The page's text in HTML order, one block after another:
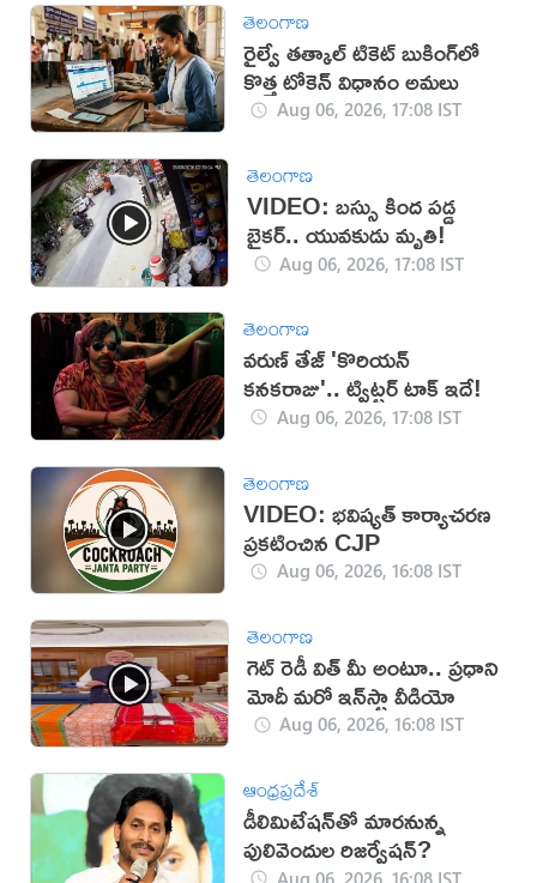
తెలంగాణ
రైల్వే తత్కాల్ టికెట్ బుకింగ్‌లో
కొత్త టోకెన్ విధానం అమలు
Aug 06, 2026, 17:08 IST
తెలంగాణ
VIDEO: బస్సు కింద పడ్డ
బైకర్.. యువకుడు మృతి!
Aug 06, 2026, 17:08 IST
తెలంగాణ
వరుణ్ తేజ్ 'కొరియన్
కనకరాజు'.. ట్విట్టర్ టాక్ ఇదే!
Aug 06, 2026, 17:08 IST
తెలంగాణ
VIDEO: భవిష్యత్ కార్యాచరణ
ప్రకటించిన CJP
Aug 06, 2026, 16:08 IST
తెలంగాణ
గెట్ రెడీ విత్ మీ అంటూ.. ప్రధాని
మోదీ మరో ఇన్‌స్టా వీడియో
Aug 06, 2026, 16:08 IST
ఆంధ్రప్రదేశ్
డీలిమిటేషన్‌తో మారనున్న
పులివెందుల రిజర్వేషన్?
Aug 06, 2026, 16:08 IST